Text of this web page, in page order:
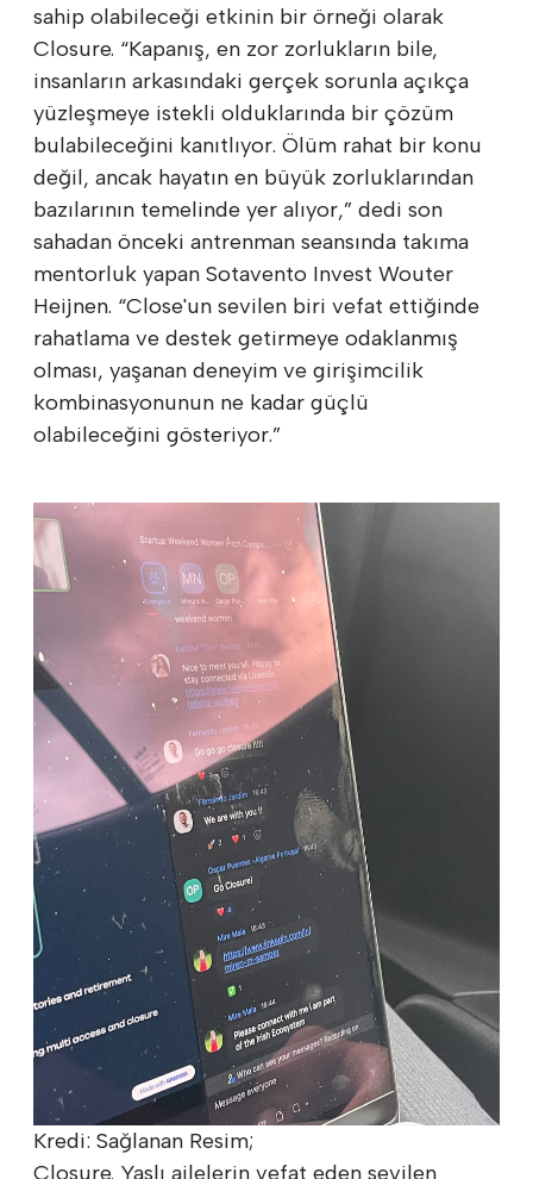
sahip olabileceği etkinin bir örneği olarak
Closure. “Kapanış, en zor zorlukların bile,
insanların arkasındaki gerçek sorunla açıkça
yüzleşmeye istekli olduklarında bir çözüm
bulabileceğini kanıtlıyor. Ölüm rahat bir konu
değil, ancak hayatın en büyük zorluklarından
bazılarının temelinde yer alıyor,” dedi son
sahadan önceki antrenman seansında takıma
mentorluk yapan Sotavento Invest Wouter
Heijnen. “Close'un sevilen biri vefat ettiğinde
rahatlama ve destek getirmeye odaklanmış
olması, yaşanan deneyim ve girişimcilik
kombinasyonunun ne kadar güçlü
olabileceğini gösteriyor.”
Kredi: Sağlanan Resim;
Closure. Yaslı ailelerin vefat eden sevilen